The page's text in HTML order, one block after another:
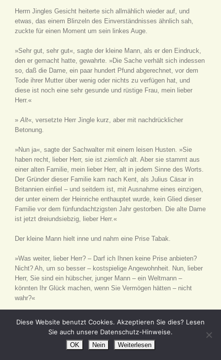
Herrn Jingles Gesicht heiterte sich allmählich wieder auf, und
etwas, das einem Blinzeln des Einverständnisses ähnlich sah,
zuckte für einen Moment um sein linkes Auge.
»Sehr gut, sehr gut«, sagte der kleine Mann, als er den Eindruck,
den er gemacht hatte, gewahrte. »Die Sache verhält sich indessen
so, daß die Dame, ein paar hundert Pfund abgerechnet, vor dem
Tode ihrer Mutter über wenig oder nichts zu verfügen hat, und
diese ist noch eine sehr gesunde und rüstige Frau, mein lieber
Herr.«
» Alt«, versetzte Herr Jingle kurz, aber mit nachdrücklicher
Betonung.
»Nun ja«, sagte der Sachwalter mit einem leisen Husten. »Sie
haben recht, lieber Herr, sie ist ziemlich alt. Aber sie stammt aus
einer alten Familie, mein lieber Herr, alt in jedem Sinne des Worts.
Der Gründer dieser Familie kam nach Kent, als Julius Cäsar in
Britannien einfiel – und seitdem ist, mit Ausnahme eines einzigen,
der unter einem der Heinriche enthauptet wurde, kein Glied dieser
Familie vor dem fünfundachtzigsten Jahr gestorben. Die alte Dame
ist jetzt dreiundsiebzig, lieber Herr.«
Der kleine Mann hielt inne und nahm eine Prise Tabak.
»Was weiter, lieber Herr? – Darf ich Ihnen keine Prise anbieten?
Nicht? Ah, um so besser – kostspielige Angewohnheit. Nun, lieber
Herr, Sie sind ein hübscher, junger Mann – ein Weltmann –
könnten Ihr Glück machen, wenn Sie Vermögen hätten – nicht
wahr?«
Diese Website benutzt Cookies. Akzeptieren Sie dies? Lesen
Sie auch unsere Datenschutz-Hinweise.
OK Nein Weiterlesen